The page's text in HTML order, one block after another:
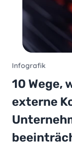
Infografik
10 Wege,
externe